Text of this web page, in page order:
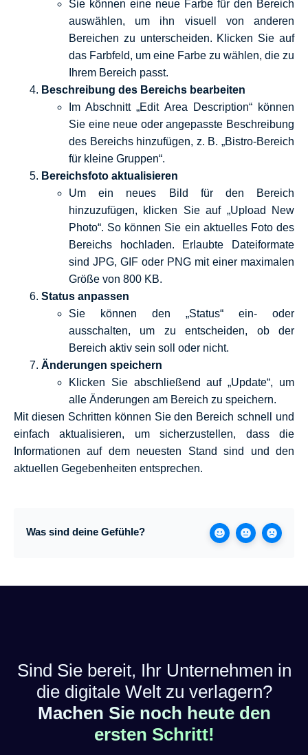
Sie können eine neue Farbe für den Bereich
auswählen, um ihn visuell von anderen
Bereichen zu unterscheiden. Klicken Sie auf
das Farbfeld, um eine Farbe zu wählen, die zu
Ihrem Bereich passt.
Beschreibung des Bereichs bearbeiten
Im Abschnitt „Edit Area Description“ können
Sie eine neue oder angepasste Beschreibung
des Bereichs hinzufügen, z. B. „Bistro-Bereich
für kleine Gruppen“.
Bereichsfoto aktualisieren
Um ein neues Bild für den Bereich
hinzuzufügen, klicken Sie auf „Upload New
Photo“. So können Sie ein aktuelles Foto des
Bereichs hochladen. Erlaubte Dateiformate
sind JPG, GIF oder PNG mit einer maximalen
Größe von 800 KB.
Status anpassen
Sie können den „Status“ ein- oder
ausschalten, um zu entscheiden, ob der
Bereich aktiv sein soll oder nicht.
Änderungen speichern
Klicken Sie abschließend auf „Update“, um
alle Änderungen am Bereich zu speichern.
Mit diesen Schritten können Sie den Bereich schnell und
einfach aktualisieren, um sicherzustellen, dass die
Informationen auf dem neuesten Stand sind und den
aktuellen Gegebenheiten entsprechen.
Was sind deine Gefühle?
Sind Sie bereit, Ihr Unternehmen in
die digitale Welt zu verlagern?
Machen Sie noch heute den
ersten Schritt!